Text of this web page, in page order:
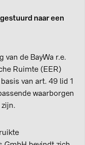
naar een
de BayWa r.e.
Ruimte (EER)
van art. 49 lid 1
waarborgen